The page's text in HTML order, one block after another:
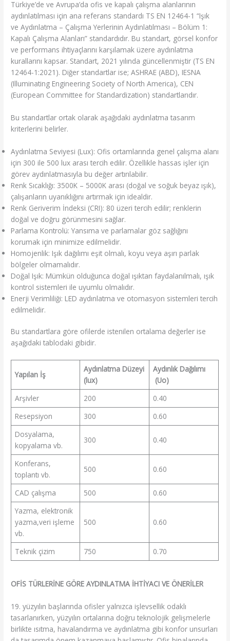
Türkiye’de ve Avrupa’da ofis ve kapalı çalışma alanlarının
aydınlatılması için ana referans standardı TS EN 12464-1 “Işık
ve Aydınlatma – Çalışma Yerlerinin Aydınlatılması – Bölüm 1:
Kapalı Çalışma Alanları” standardıdır. Bu standart, görsel konfor
ve performans ihtiyaçlarını karşılamak üzere aydınlatma
kurallarını kapsar. Standart, 2021 yılında güncellenmiştir (TS EN
12464-1:2021). Diğer standartlar ise; ASHRAE (ABD), IESNA
(Illuminating Engineering Society of North America), CEN
(European Committee for Standardization) standartlarıdır.
Bu standartlar ortak olarak aşağıdaki aydınlatma tasarım
kriterlerini belirler.
Aydınlatma Seviyesi (Lux): Ofis ortamlarında genel çalışma alanı
için 300 ile 500 lux arası tercih edilir. Özellikle hassas işler için
görev aydınlatmasıyla bu değer artırılabilir.
Renk Sıcaklığı: 3500K – 5000K arası (doğal ve soğuk beyaz ışık),
çalışanların uyanıklığını artırmak için idealdir.
Renk Geriverim İndeksi (CRI): 80 üzeri tercih edilir; renklerin
doğal ve doğru görünmesini sağlar.
Parlama Kontrolü: Yansıma ve parlamalar göz sağlığını
korumak için minimize edilmelidir.
Homojenlik: Işık dağılımı eşit olmalı, koyu veya aşırı parlak
bölgeler olmamalıdır.
Doğal Işık: Mümkün olduğunca doğal ışıktan faydalanılmalı, ışık
kontrol sistemleri ile uyumlu olmalıdır.
Enerji Verimliliği: LED aydınlatma ve otomasyon sistemleri tercih
edilmelidir.
Bu standartlara göre ofilerde istenilen ortalama değerler ise
aşağıdaki tablodaki gibidir.
Yapılan İş
Aydınlatma Düzeyi
(lux)
Aydınlık Dağılımı
(Uo)
Arşivler
200
0.40
Resepsiyon
300
0.60
Dosyalama,
kopyalama vb.
300 0.40
Konferans,
toplantı vb.
500 0.60
CAD çalışma 500
0.60
Yazma, elektronik
yazma,veri işleme
vb.
500 0.60
Teknik çizim 750 0.70
OFİS TÜRLERİNE GÖRE AYDINLATMA İHTİYACI VE ÖNERİLER
19. yüzyılın başlarında ofisler yalnızca işlevsellik odaklı
tasarlanırken, yüzyılın ortalarına doğru teknolojik gelişmelerle
birlikte ısıtma, havalandırma ve aydınlatma gibi konfor unsurları